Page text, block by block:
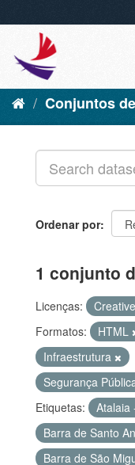
Conjuntos
Ordenar por
1 conjunto
Licenças:
Formatos:
HTML
Infraestrutura
Segurança
Etiquetas:
Atalaia
Barra de Santo
Barra de São